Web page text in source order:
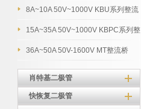
8A~10A 50V~1000V KBU系列整流
桥堆15A~35A 50V~1000V KBPC系列整
流桥堆
36A~50A 50V-1600V MT整流桥
肖特基二极管
快恢复二极管